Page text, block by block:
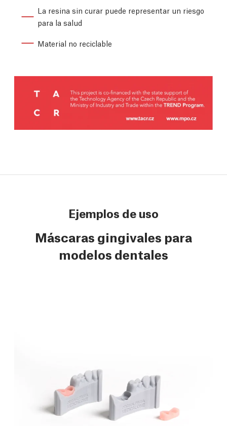
La resina sin curar puede representar un riesgo
para la salud
Material no reciclable
Ejemplos de uso
Máscaras gingivales para
modelos dentales